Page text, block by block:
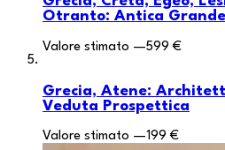
Otranto: Antica
Valore stimato —599 €
Grecia, Atene:
Veduta Prospettica
Valore stimato —199 €